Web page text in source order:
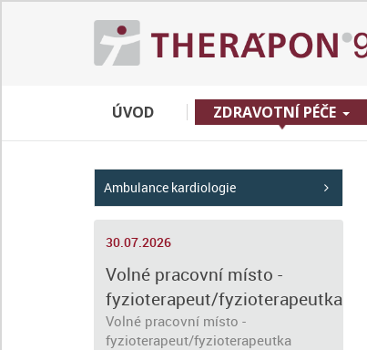
ÚVOD ZDRAVOTNÍ PÉČE
Ambulance kardiologie
30.07.2026
Volné pracovní místo -
fyzioterapeut/fyzioterapeutka
Volné pracovní místo -
fyzioterapeut/fyzioterapeutka